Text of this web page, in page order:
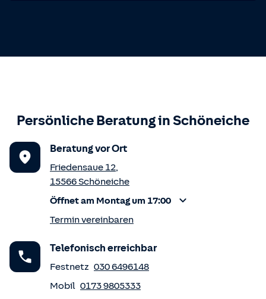
Persönliche Beratung inSchöneiche
Beratung vor Ort
Friedensaue 12,
15566Schöneiche
Öffnet am Montag um 17:00
Termin vereinbaren
Telefonisch erreichbar
Festnetz 030 6496148
Mobil 0173 9805333